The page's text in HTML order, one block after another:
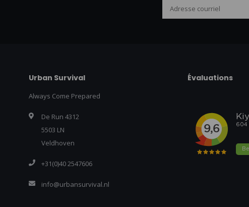
Urban Survival
Always Come Prepared
De Run 4312
5503 LN
Veldhoven
+31(0)40 2547606
info@urbansurvival.nl
Évaluations